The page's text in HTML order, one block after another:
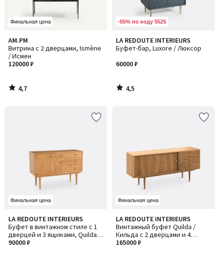
Финальная цена
AM.PM
Витрина с 2 дверцами, Ismène
/ Исмен
120000 ₽
4,7
/ 5
4,7
/
-55% по коду 5525
LA REDOUTE INTERIEURS
Буфет-бар, Luxore / Люксор
60000 ₽
4,5
/ 5
4,5
/
Финальная цена
LA REDOUTE INTERIEURS
Буфет в винтажном стиле с 1
дверцей и 3 ящиками, Quilda /
Кильда
90000 ₽
4,5
/ 5
Финальная цена
LA REDOUTE INTERIEURS
Винтажный буфет Quilda /
Кильда с 2 дверцами и 4
ящиками
165000 ₽
4,6
/ 5